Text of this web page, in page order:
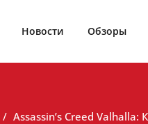
Новости Обзоры
Assassin’s Creed Valhalla: